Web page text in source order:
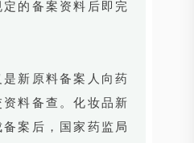
的备案资料后即完
新原料备案人向药
料备查。化妆品新
案后，国家药监局